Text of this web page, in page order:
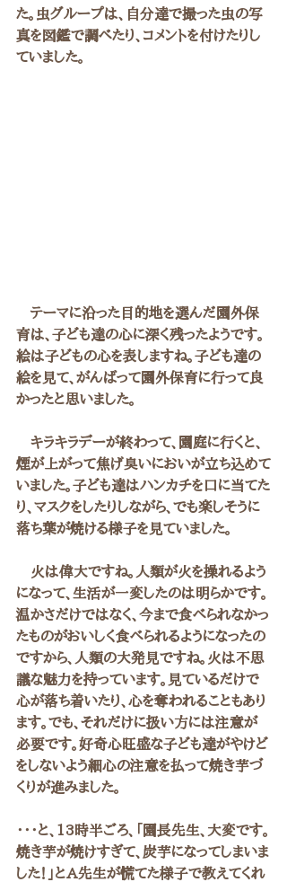
た。虫グループは、自分達で撮った虫の写
真を図鑑で調べたり、コメントを付けたりし
ていました。
テーマに沿った目的地を選んだ園外保
育は、子ども達の心に深く残ったようです。
絵は子どもの心を表しますね。子ども達の
絵を見て、がんばって園外保育に行って良
かったと思いました。
キラキラデーが終わって、園庭に行くと、
煙が上がって焦げ臭いにおいが立ち込めて
いました。子ども達はハンカチを口に当てた
り、マスクをしたりしながら、でも楽しそうに
落ち葉が焼ける様子を見ていました。
火は偉大ですね。人類が火を操れるよう
になって、生活が一変したのは明らかです。
温かさだけではなく、今まで食べられなかっ
たものがおいしく食べられるようになったの
ですから、人類の大発見ですね。火は不思
議な魅力を持っています。見ているだけで
心が落ち着いたり、心を奪われることもあり
ます。でも、それだけに扱い方には注意が
必要です。好奇心旺盛な子ども達がやけど
をしないよう細心の注意を払って焼き芋づ
くりが進みました。
・・・と、13時半ごろ、「園長先生、大変です。
焼き芋が焼けすぎて、炭芋になってしまいま
した！」とA先生が慌てた様子で教えてくれ